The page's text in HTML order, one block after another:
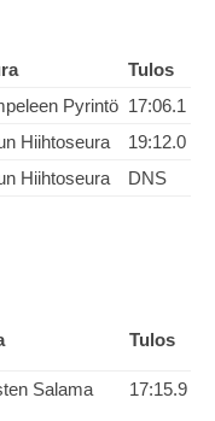
Tulos
Pyrintö 17:06.1
Hiihtoseura
19:12.0
Hiihtoseura DNS
Tulos
Salama 17:15.9